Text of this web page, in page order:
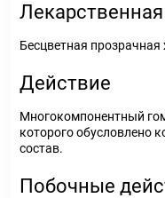
Бесцветная
Действие
Многокомпонентный
которого обусловлено
состав.
Побочные